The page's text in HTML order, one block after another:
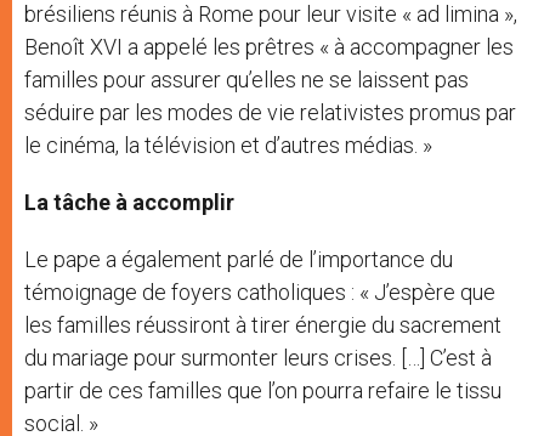
brésiliens réunis à Rome pour leur visite « ad limina »,
Benoît XVI a appelé les prêtres « à accompagner les
familles pour assurer qu’elles ne se laissent pas
séduire par les modes de vie relativistes promus par
le cinéma, la télévision et d’autres médias. »
La tâche à accomplir
Le pape a également parlé de l’importance du
témoignage de foyers catholiques : « J’espère que
les familles réussiront à tirer énergie du sacrement
du mariage pour surmonter leurs crises. […] C’est à
partir de ces familles que l’on pourra refaire le tissu
social. »